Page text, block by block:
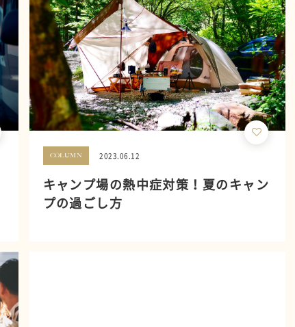
COLUMN 2023.06.12
キャンプ場の熱中症対策！夏のキャン
プの過ごし方